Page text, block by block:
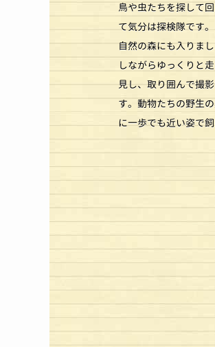
鳥や虫たちを探して
て気分は探検隊です。
自然の森にも入りま
しながらゆっくりと
見し、取り囲んで撮
す。動物たちの野生
に一歩でも近い姿で